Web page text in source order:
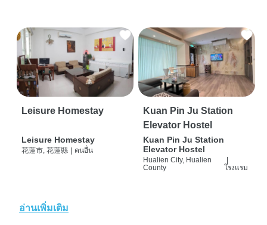
Leisure Homestay
Leisure Homestay
花蓮市, 花蓮縣 คนอื่น
Kuan Pin Ju Station
Elevator Hostel
Kuan Pin Ju Station
Elevator Hostel
Hualien City, Hualien
County
โรงแรม
อ่านเพิ่มเติม